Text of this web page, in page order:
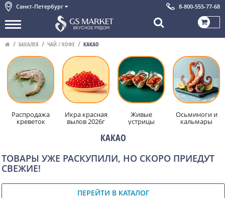
Санкт-Петербург 8-800-555-77-68
БАКАЛЕЯ ЧАЙ / КОФЕ КАКАО
Распродажа
креветок
Икра красная
вылов 2026г
Живые
устрицы
Осьминоги и
кальмары
КАКАО
ТОВАРЫ УЖЕ РАСКУПИЛИ, НО СКОРО ПРИЕДУТ
СВЕЖИЕ!
ПЕРЕЙТИ В КАТАЛОГ